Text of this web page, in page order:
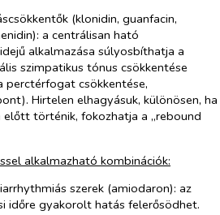
(klonidin, guanfacin,
a centrálisan ható
alkalmazása súlyosbíthatja a
szimpatikus tónus csökkentése
perctérfogat csökkentése,
Hirtelen elhagyásuk, különösen, ha
történik, fokozhatja a „rebound
alkalmazható kombinációk:
szerek (amiodaron): az
időre gyakorolt hatás felerősödhet.